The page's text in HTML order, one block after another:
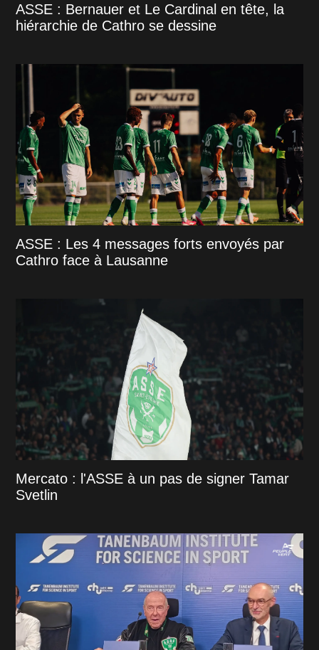
ASSE : Bernauer et Le Cardinal en tête, la
hiérarchie de Cathro se dessine
ASSE : Les 4 messages forts envoyés par
Cathro face à Lausanne
Mercato : l'ASSE à un pas de signer Tamar
Svetlin